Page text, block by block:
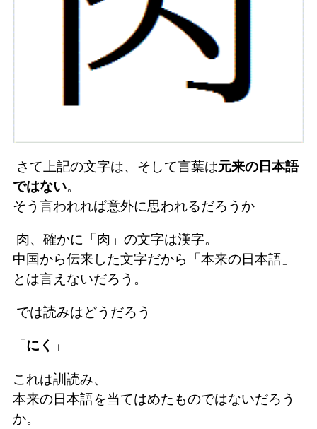
さて上記の文字は、そして言葉は元来の日本語
ではない。
そう言われれば意外に思われるだろうか
肉、確かに「肉」の文字は漢字。
中国から伝来した文字だから「本来の日本語」
とは言えないだろう。
では読みはどうだろう
「 にく 」
これは訓読み、
本来の日本語を当てはめたものではないだろう
か。